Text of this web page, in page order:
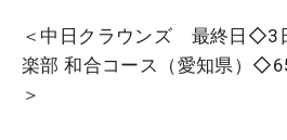
＜中日クラウンズ 最終日◇3
楽部 和合コース（愛知県）
＞